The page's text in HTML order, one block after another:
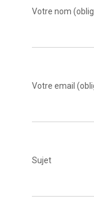
h
Votre nom
Votre email
Sujet